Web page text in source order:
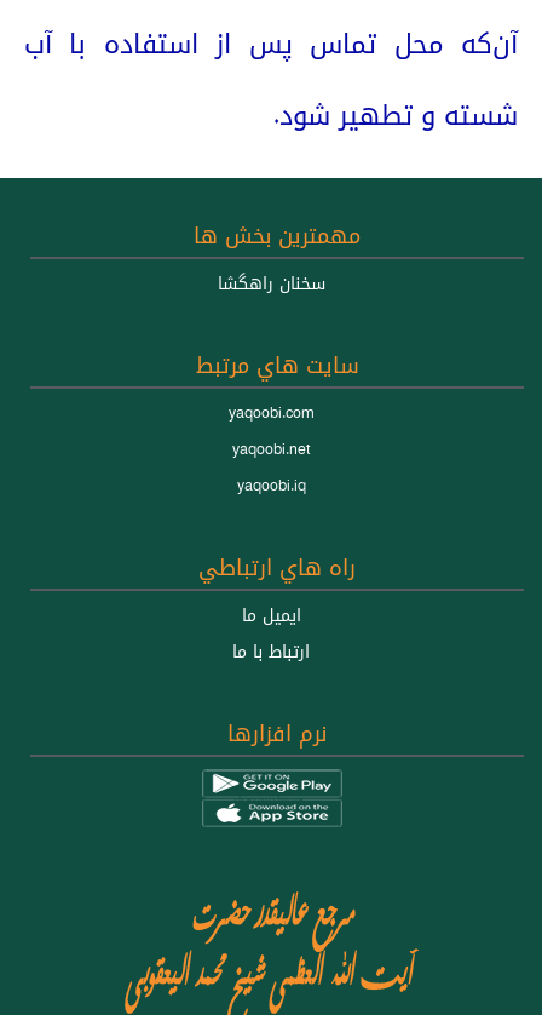
آن‌که محل تماس پس از استفاده با آب
شسته و تطهیر شود.
مهمترين بخش ها
سخنان راهگشا
سايت هاي مرتبط
yaqoobi.com
yaqoobi.net
yaqoobi.iq
راه هاي ارتباطي
ايميل ما
ارتباط با ما
نرم افزارها